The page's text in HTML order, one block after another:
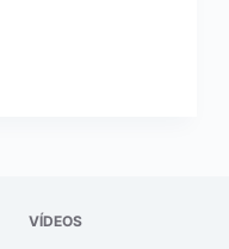
VÍDEOS